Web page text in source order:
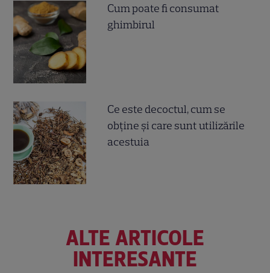
Cum poate fi consumat
ghimbirul
Ce este decoctul, cum se
obţine şi care sunt utilizările
acestuia
ALTE ARTICOLE
INTERESANTE